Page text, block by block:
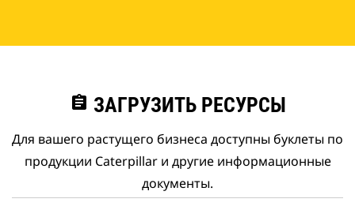
assignment ЗАГРУЗИТЬ РЕСУРСЫ
Для вашего растущего бизнеса доступны буклеты по
продукции Caterpillar и другие информационные
документы.